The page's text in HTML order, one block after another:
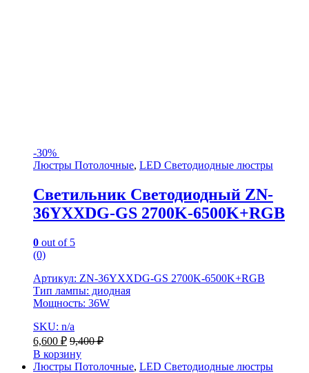
-30%
Люстры Потолочные, LED Светодиодные люстры
Светильник Светодиодный ZN-
36YXXDG-GS 2700K-6500K+RGB
0 out of 5
(0)
Артикул: ZN-36YXXDG-GS 2700K-6500K+RGB
Тип лампы: диодная
Мощность: 36W
SKU: n/a
6,600 ₽ 9,400₽
В корзину
Люстры Потолочные, LED Светодиодные люстры